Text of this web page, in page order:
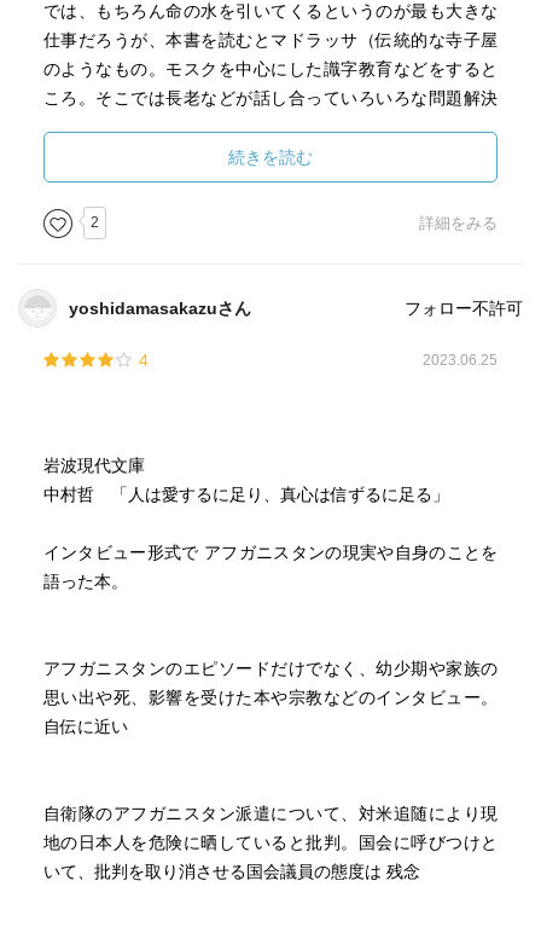
では、もちろん命の水を引いてくるというのが最も大きな
仕事だろうが、本書を読むとマドラッサ（伝統的な寺子屋
のようなもの。モスクを中心にした識字教育などをすると
ころ。そこでは長老などが話し合っていろいろな問題解決
思う。その工事を始める鍬入れ式のときに村人たちは「こ
れで自由になった！」と言ったとのこと。それをタリバン
を育てると言って破壊しようとする。そのマドラッサで学
ぶ子どもたちのこともタリバンというそうだが、政治的な
れに比してテロを起こすようなアルカイダは裕福でヨーロ
ッパで教育を受けたりしている。そこには西欧社会の矛盾
が見え隠れする。「野蛮な国を文明化してやるというよう
朝鮮の拉致事件についての件で、こういうことばがあっ
た。「自分の身は針で刺されても飛び上がるけれども、相
ない限り駄目ですね。」これも重要な発言だと思う。とこ
ろで、聞き役の澤地さん、どうしてこうも唐突に話を他に
続きを読む
2 詳細をみる
yoshidamasakazuさん フォロー不許可
4 2023.06.25
岩波現代文庫
中村哲 「人は愛するに足り、真心は信ずるに足る」
インタビュー形式で アフガニスタンの現実や自身のことを
語った本。
アフガニスタンのエピソードだけでなく、幼少期や家族の
思い出や死、影響を受けた本や宗教などのインタビュー。
自伝に近い
自衛隊のアフガニスタン派遣について、対米追随により現
地の日本人を危険に晒していると批判。国会に呼びつけと
いて、批判を取り消させる国会議員の態度は 残念